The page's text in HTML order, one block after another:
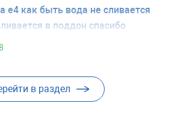
е4 как быть вода не сливается
в поддон спасибо
в раздел